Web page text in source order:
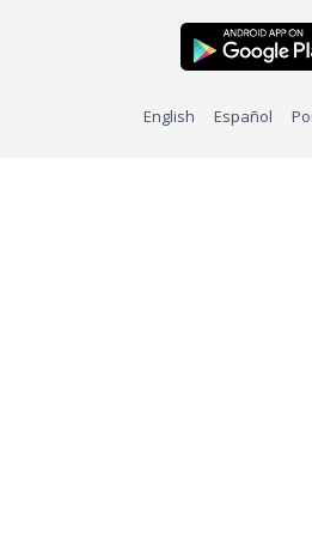
English Español